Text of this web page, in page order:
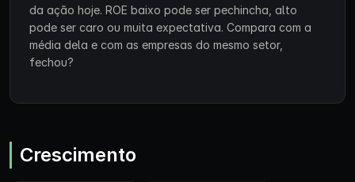
da ação hoje. ROE baixo pode ser pechincha, alto
pode ser caro ou muita expectativa. Compara com a
média dela e com as empresas do mesmo setor,
fechou?
Crescimento